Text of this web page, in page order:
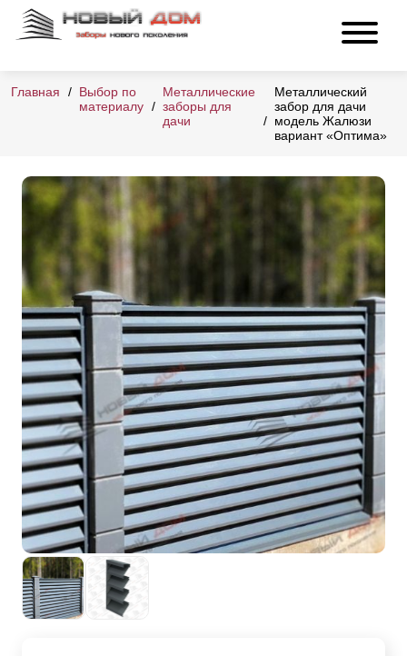
Главная
Выбор по
материалу
Металлические
заборы для
дачи
Металлический
забор для дачи
модель Жалюзи
вариант «Оптима»